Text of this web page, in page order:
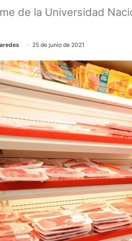
de la Universidad
25 de junio de 2021